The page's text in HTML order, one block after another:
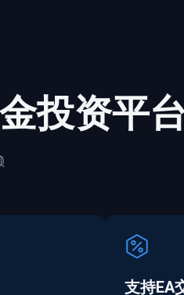
投资平
支持EA